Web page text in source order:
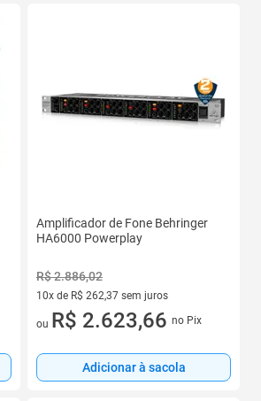
Amplificador de Fone Behringer
HA6000 Powerplay
R$ 2.886,02
10x de R$ 262,37 sem juros
10 vez de R$ 262,37 sem juros
ou R$ 2.623,66 no Pix
Adicionar à sacola